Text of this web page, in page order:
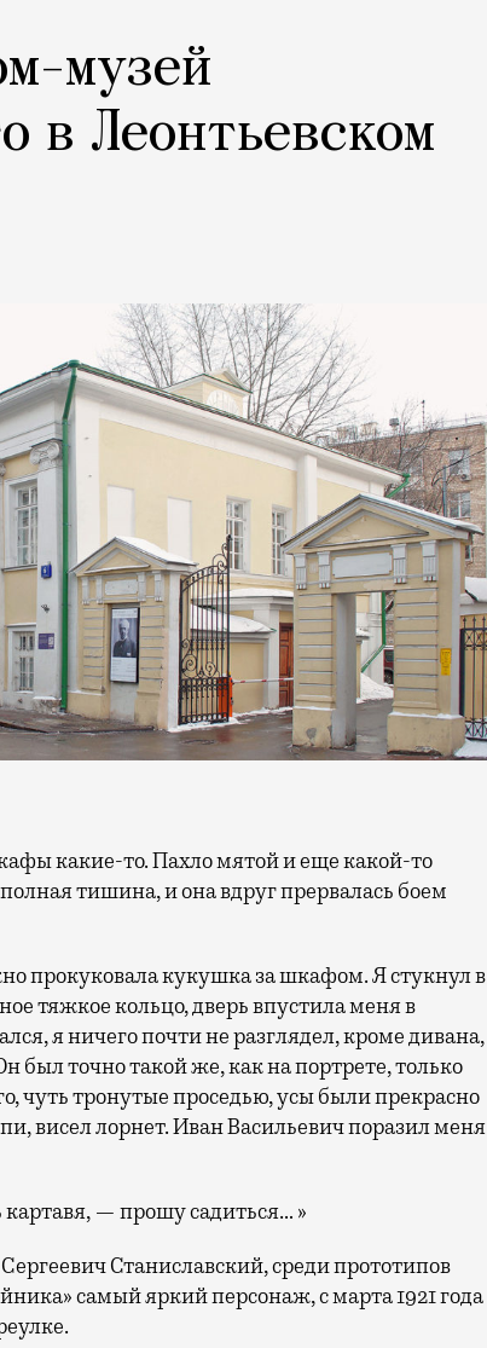
музей
в Леонтьевском
тишина, и она вдруг прервалась боем
прокуковала кукушка за шкафом. Я стукнул в
тяжкое кольцо, дверь впустила меня в
я ничего почти не разглядел, кроме дивана,
был точно такой же, как на портрете, только
чуть тронутые проседью, усы были прекрасно
висел лорнет. Иван Васильевич поразил меня
— прошу садиться… »
Станиславский, среди прототипов
самый яркий персонаж, с марта 1921 года